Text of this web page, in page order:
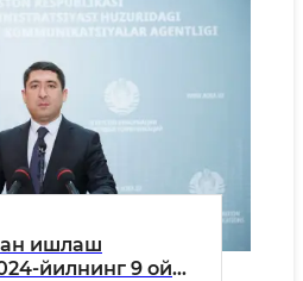
ишлаш
йилнинг 9 ойи